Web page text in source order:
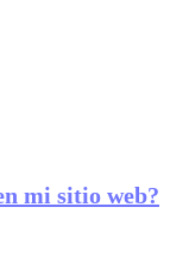
mi sitio web?